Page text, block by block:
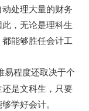
处理大量的财务
，无论是理科生
能够胜任会计工
易程度还取决于个
是文科生，只要
学好会计。